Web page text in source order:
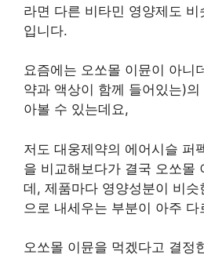
라면 다른 비타민 영양제도
입니다.
요즘에는 오쏘몰 이뮨이 아니
약과 액상이 함께 들어있는)
아볼 수 있는데요,
저도 대웅제약의 에어시슬 퍼
을 비교해보다가 결국 오쏘몰
데, 제품마다 영양성분이 비슷
으로 내세우는 부분이 아주 다
오쏘몰 이뮨을 먹겠다고 결정